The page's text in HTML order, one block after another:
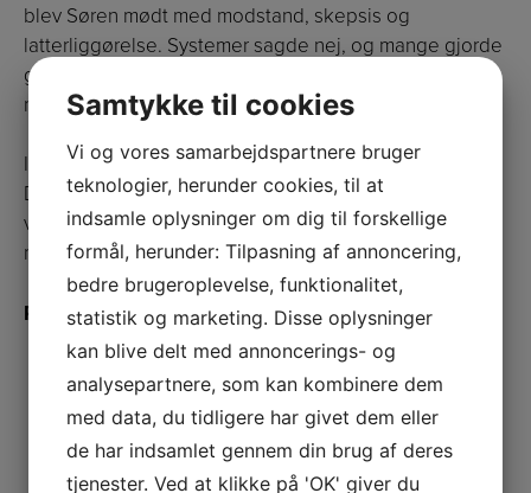
blev Søren mødt med modstand, skepsis og
latterliggørelse. Systemer sagde nej, og mange gjorde
grin. Men passionen og visionen var stærkere end
modstanden.
I dag er Lyngemetoden ved at finde vej ud i verden.
Diskussionen handler ikke længere om, hvorvidt det
virker – men om, hvorfor vi ikke arbejder sådan med
mental sundhed alle steder.
Resultater, der taler for sig selv
+5.000 afholdte foredrag
16 bøger om mental styrke og livsprincipper
Vært på en af Danmarks mest populære podcasts
om psykologi: Mental Succes
Samtykke til cookies
Vi og vores samarbejdspartnere bruger
teknologier, herunder cookies, til at
indsamle oplysninger om dig til forskellige
formål, herunder: Tilpasning af annoncering,
bedre brugeroplevelse, funktionalitet,
statistik og marketing. Disse oplysninger
kan blive delt med annoncerings- og
analysepartnere, som kan kombinere dem
med data, du tidligere har givet dem eller
de har indsamlet gennem din brug af deres
tjenester. Ved at klikke på 'OK' giver du